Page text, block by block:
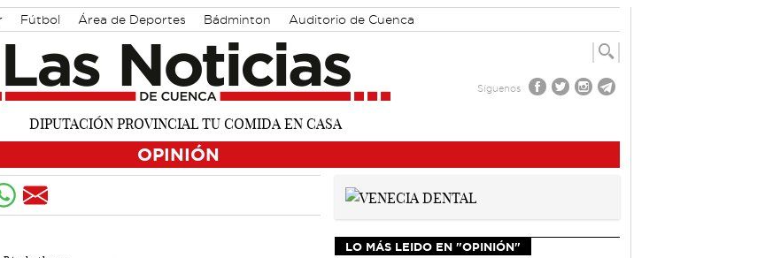
Fútbol Área de Deportes Bádminton
Auditorio de Cuenca
Síguenos
OPINIÓN
LO MÁS LEIDO EN "OPINIÓN"